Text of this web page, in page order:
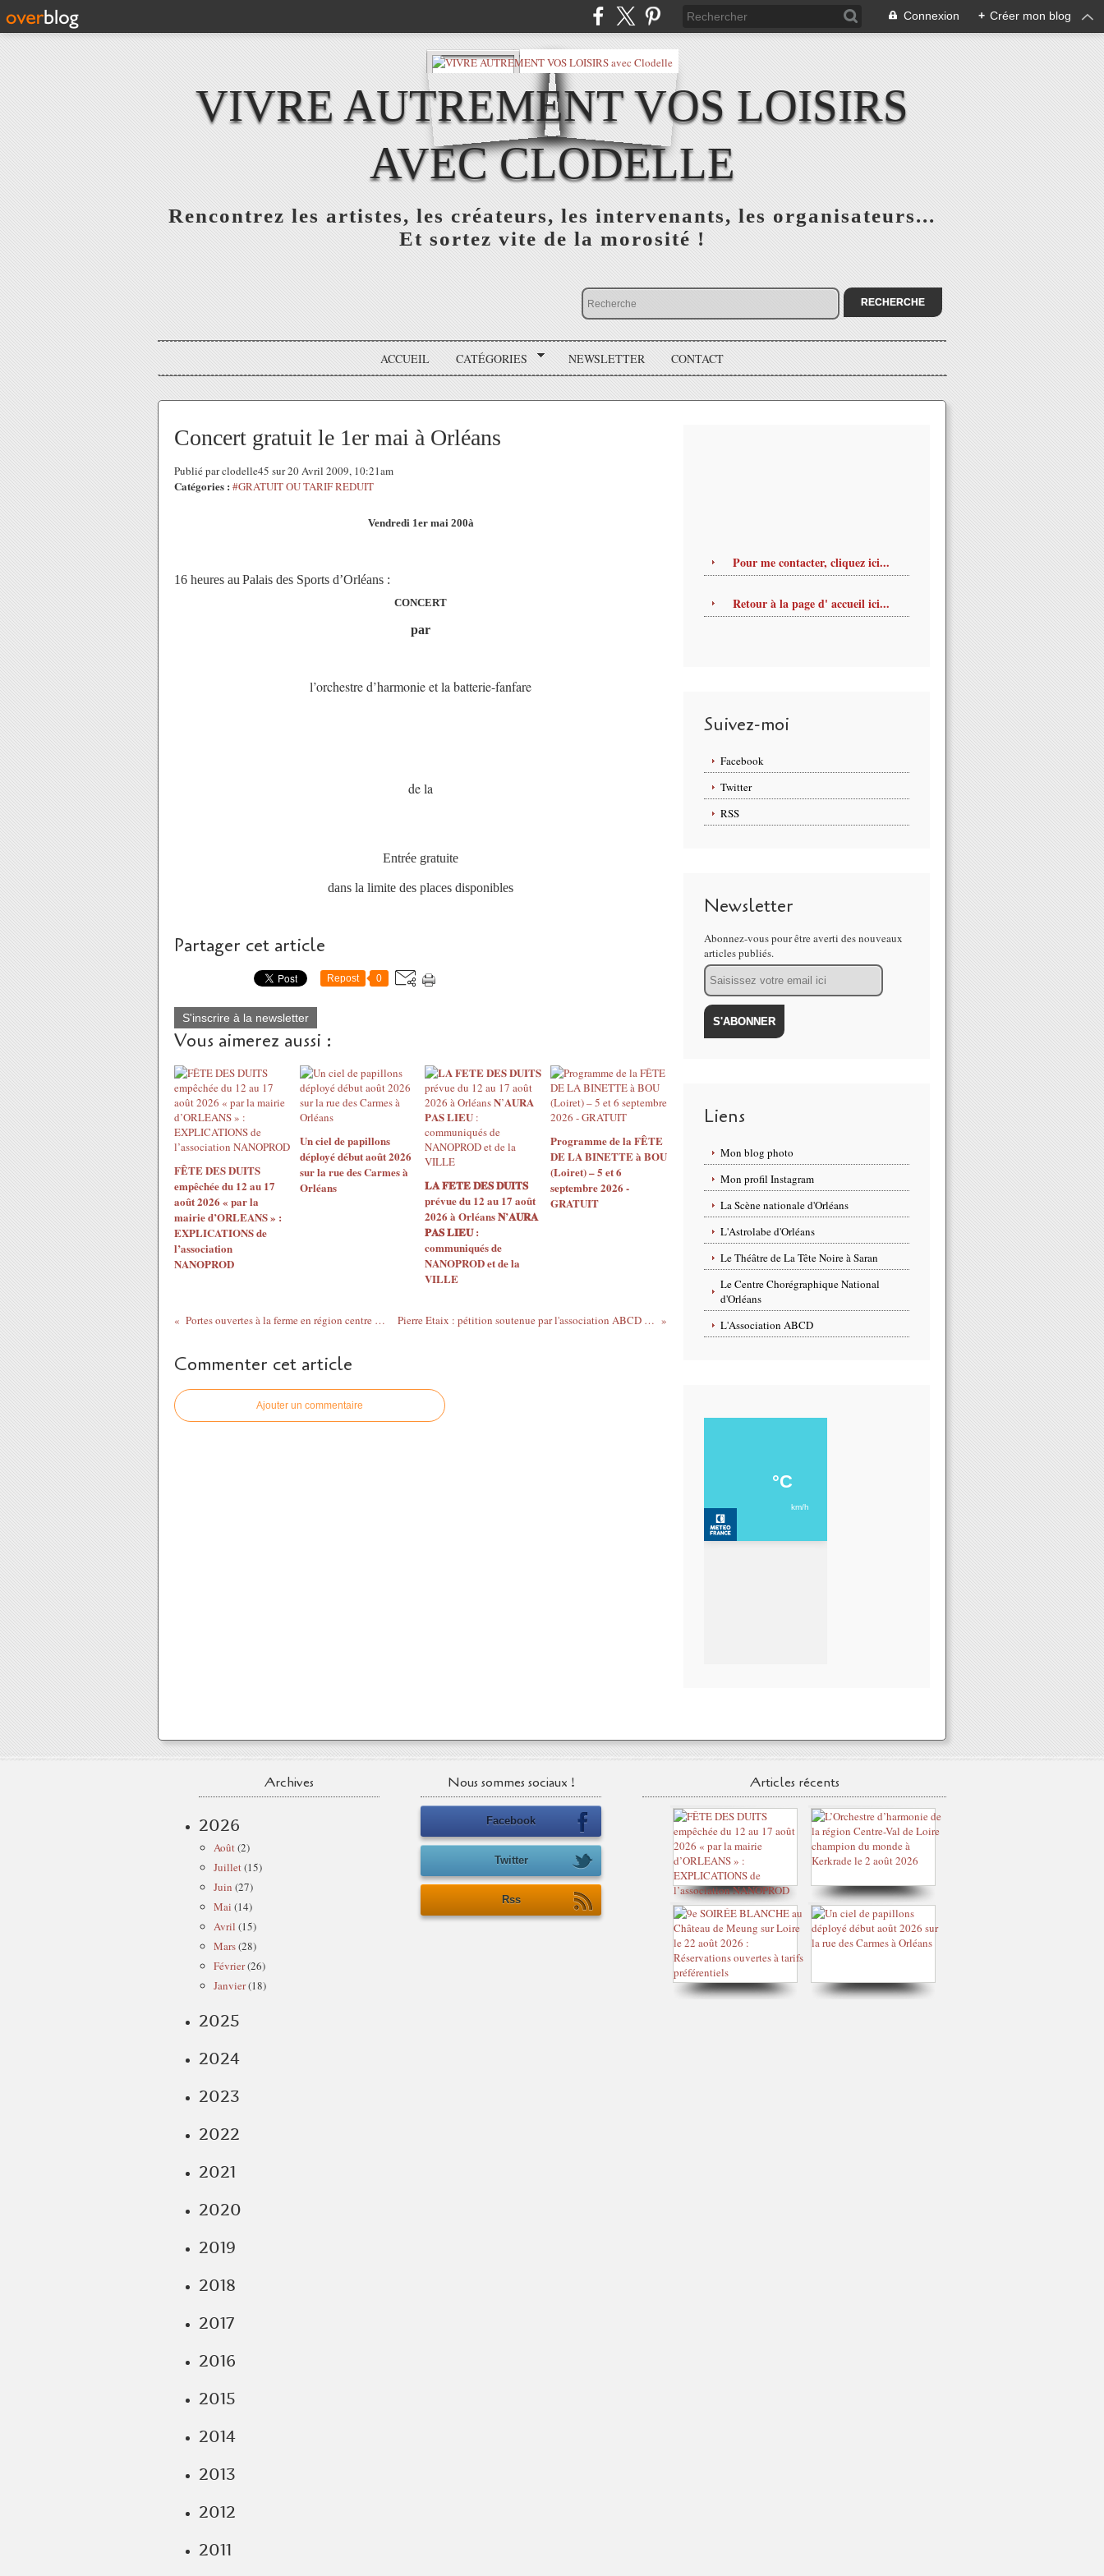
Connexion + Créer mon blog
VIVRE AUTREMENT VOS LOISIRS
AVEC CLODELLE
Rencontrez les artistes, les créateurs, les intervenants, les organisateurs...
Et sortez vite de la morosité !
ACCUEIL CATÉGORIES NEWSLETTER CONTACT
Concert gratuit le 1er mai à Orléans
Publié par clodelle45 sur 20 Avril 2009, 10:21am
Catégories : #GRATUIT OU TARIF REDUIT
Vendredi 1er mai 200à
16 heures au Palais des Sports d’Orléans :
CONCERT
par
l’orchestre d’harmonie et la batterie-fanfare
de la
Entrée gratuite
dans la limite des places disponibles
Partager cet article
Repost 0
S'inscrire à la newsletter
Vous aimerez aussi :
FÊTE DES DUITS
empêchée du 12 au 17
août 2026 « par la
mairie d’ORLEANS » :
EXPLICATIONS de
l’association
NANOPROD
Un ciel de papillons
déployé début août 2026
sur la rue des Carmes à
Orléans
𝐋𝐀 𝐅𝐄𝐓𝐄 𝐃𝐄𝐒 𝐃𝐔𝐈𝐓𝐒
prévue du 12 au 17 août
2026 à Orléans 𝐍’𝐀𝐔𝐑𝐀
𝐏𝐀𝐒 𝐋𝐈𝐄𝐔 :
communiqués de
NANOPROD et de la
VILLE
Programme de la FÊTE
DE LA BINETTE à BOU
(Loiret) – 5 et 6
septembre 2026 -
GRATUIT
Portes ouvertes à la ferme en région centre (gratuit) Pierre Etaix : pétition soutenue par l'association ABCD d'Orléans
Commenter cet article
Ajouter un commentaire
Pour me contacter, cliquez ici...
Retour à la page d' accueil ici...
Suivez-moi
Facebook
Twitter
RSS
Newsletter
Abonnez-vous pour être averti des nouveaux
articles publiés.
Email
Liens
Mon blog photo
Mon profil Instagram
La Scène nationale d'Orléans
L'Astrolabe d'Orléans
Le Théâtre de La Tête Noire à Saran
Le Centre Chorégraphique National
d'Orléans
L'Association ABCD
Archives
2026
Août(2)
Juillet(15)
Juin (27)
Mai (14)
Avril (15)
Mars(28)
Février(26)
Janvier(18)
2025
2024
2023
2022
2021
2020
2019
2018
2017
2016
2015
2014
2013
2012
2011
Nous sommes sociaux !
Facebook
Twitter
Rss
Articles récents